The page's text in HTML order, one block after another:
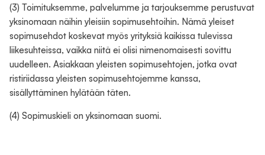
(3) Toimituksemme, palvelumme ja tarjouksemme perustuvat
yksinomaan näihin yleisiin sopimusehtoihin. Nämä yleiset
sopimusehdot koskevat myös yrityksiä kaikissa tulevissa
liikesuhteissa, vaikka niitä ei olisi nimenomaisesti sovittu
uudelleen. Asiakkaan yleisten sopimusehtojen, jotka ovat
ristiriidassa yleisten sopimusehtojemme kanssa,
sisällyttäminen hylätään täten.
(4) Sopimuskieli on yksinomaan suomi.